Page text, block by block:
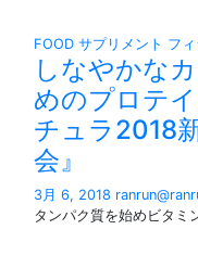
FOOD サプリメント フ
しなやかな
めのプロテ
チュラ2018
会』
3月 6, 2018
タンパク質を始めビタミ